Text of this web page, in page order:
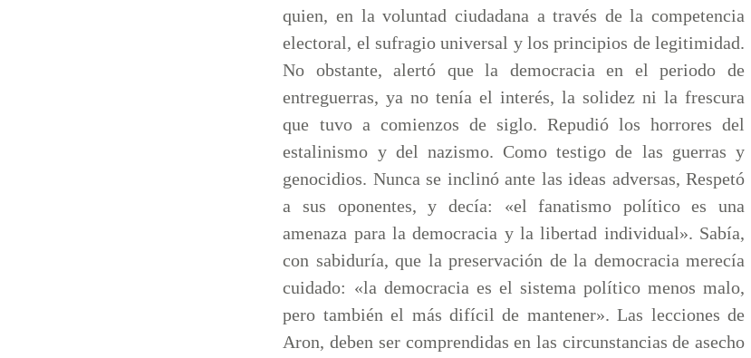
quien, en la voluntad ciudadana a través de la competencia
electoral, el sufragio universal y los principios de legitimidad.
No obstante, alertó que la democracia en el periodo de
entreguerras, ya no tenía el interés, la solidez ni la frescura
que tuvo a comienzos de siglo. Repudió los horrores del
estalinismo y del nazismo. Como testigo de las guerras y
genocidios. Nunca se inclinó ante las ideas adversas, Respetó
a sus oponentes, y decía: «el fanatismo político es una
amenaza para la democracia y la libertad individual». Sabía,
con sabiduría, que la preservación de la democracia merecía
cuidado: «la democracia es el sistema político menos malo,
pero también el más difícil de mantener». Las lecciones de
Aron, deben ser comprendidas en las circunstancias de asecho